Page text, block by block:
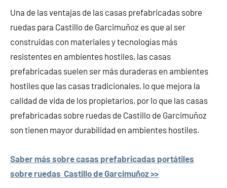
Una de las ventajas de las casas prefabricadas sobre
ruedas para Castillo de Garcimuñoz es que al ser
construidas con materiales y tecnologías más
resistentes en ambientes hostiles, las casas
prefabricadas suelen ser más duraderas en ambientes
hostiles que las casas tradicionales, lo que mejora la
calidad de vida de los propietarios, por lo que las casas
prefabricadas sobre ruedas de Castillo de Garcimuñoz
son tienen mayor durabilidad en ambientes hostiles.
Saber más sobre casas prefabricadas portátiles
sobre ruedas Castillo de Garcimuñoz >>